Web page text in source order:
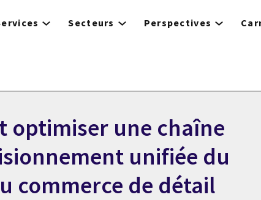
Secteurs Perspectives
optimiser une chaîne
unifiée du
commerce de détail